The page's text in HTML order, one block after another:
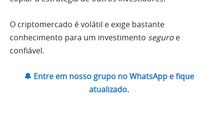
O criptomercado é volátil e exige bastante
conhecimento para um investimento seguro e
confiável.
🔔 Entre em nosso grupo no WhatsApp e fique
atualizado.